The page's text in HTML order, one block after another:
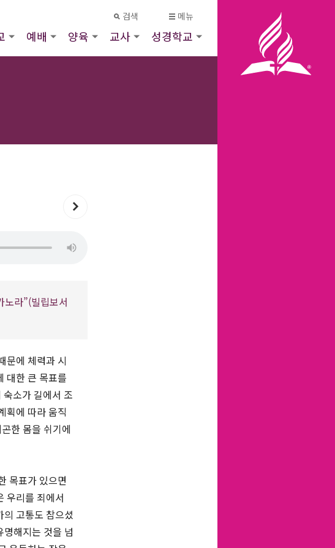
검색 메뉴
예배 양육 교사 성경학교
노라”(빌립보서
문에 체력과 시
대한 큰 목표를
소가 길에서 조
획에 따라 움직
한 몸을 쉬기에
목표가 있으면
우리를 죄에서
고통도 참으셨
해지는 것을 넘